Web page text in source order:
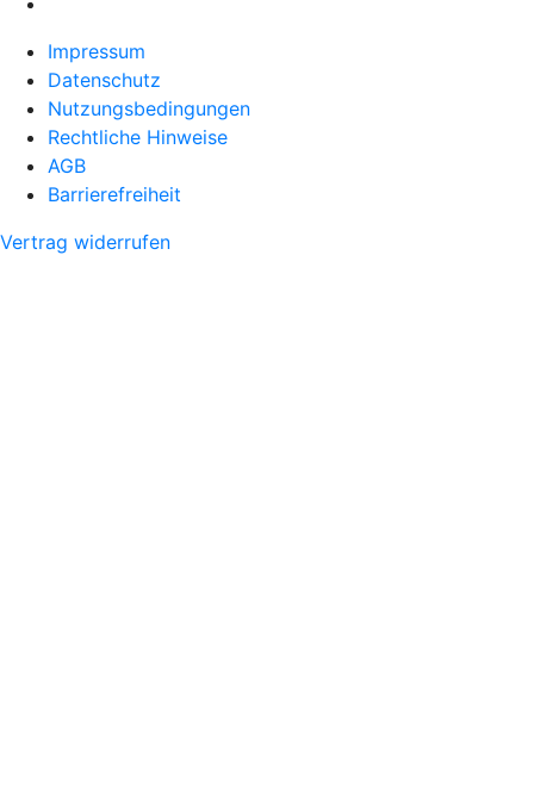
Impressum
Datenschutz
Nutzungsbedingungen
Rechtliche Hinweise
AGB
Barrierefreiheit
Vertrag widerrufen